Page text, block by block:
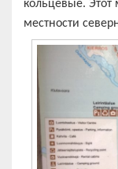
кольцевые. Этот
местности